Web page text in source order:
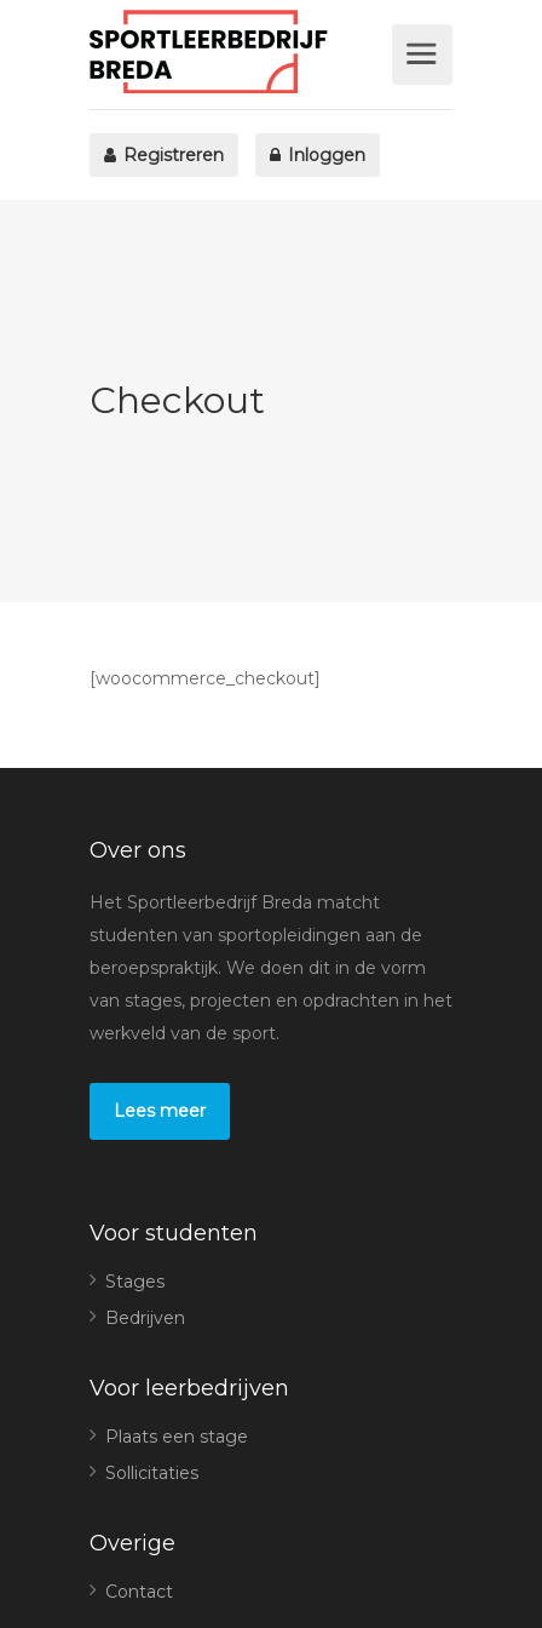
Registreren Inloggen
Checkout
[woocommerce_checkout]
Over ons
Het Sportleerbedrijf Breda matcht
studenten van sportopleidingen aan de
beroepspraktijk. We doen dit in de vorm
van stages, projecten en opdrachten in het
werkveld van de sport.
Lees meer
Voor studenten
Stages
Bedrijven
Voor leerbedrijven
Plaats een stage
Sollicitaties
Overige
Contact